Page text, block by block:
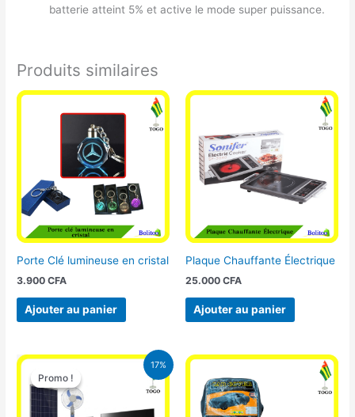
batterie atteint 5% et active le mode super puissance.
Produits similaires
Porte Clé lumineuse en cristal
3.900CFA
Ajouter au panier
Plaque Chauffante Électrique
25.000 CFA
Ajouter au panier
17%
Promo !
Promo !
Le
initial
était :
430.000 CFA.
Le
prix
actuel
est :
355.000 CFA.